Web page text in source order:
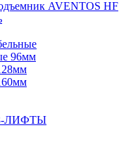
AVENTOS HF
96мм
ЛИФТЫ